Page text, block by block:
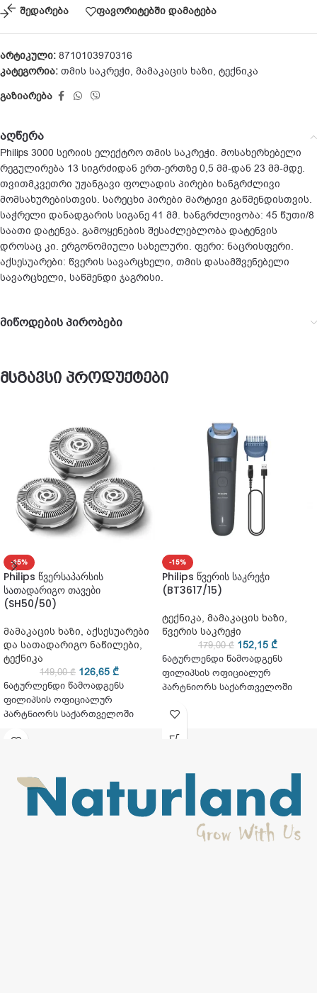
შედარება ფავორიტებში დამატება
არტიკული: 8710103970316
კატეგორია: თმის საკრეჭი, მამაკაცის ხაზი, ტექნიკა
გაზიარება
აღწერა
Philips 3000 სერიის ელექტრო თმის საკრეჭი. მოსახერხებელი
რეგულირება 13 სიგრძიდან ერთ-ერთზე 0,5 მმ-დან 23 მმ-მდე.
თვითმკვეთრი უჟანგავი ფოლადის პირები ხანგრძლივი
მომსახურებისთვის. სარეცხი პირები მარტივი გაწმენდისთვის.
საჭრელი დანადგარის სიგანე 41 მმ. ხანგრძლივობა: 45 წუთი/8
საათი დატენვა. გამოყენების შესაძლებლობა დატენვის
დროსაც კი. ერგონომიული სახელური. ფერი: ნაცრისფერი.
აქსესუარები: წვერის სავარცხელი, თმის დასამშვენებელი
სავარცხელი, საწმენდი ჯაგრისი.
მიწოდების პირობები
მსგავსი პროდუქტები
-15%
Philips წვერსაპარსის
სათადარიგო თავები
(SH50/50)
მამაკაცის ხაზი, აქსესუარები
და სათადარიგო ნაწილები,
ტექნიკა
149,00₾ 126,65 ₾
ნატურლენდი წამოადგენს
ფილიპსის ოფიციალურ
პარტნიორს საქართველოში
-15%
Philips წვერის საკრეჭი
(BT3617/15)
ტექნიკა, მამაკაცის ხაზი,
წვერის საკრეჭი
179,00₾ 152,15 ₾
ნატურლენდი წამოადგენს
ფილიპსის ოფიციალურ
პარტნიორს საქართველოში